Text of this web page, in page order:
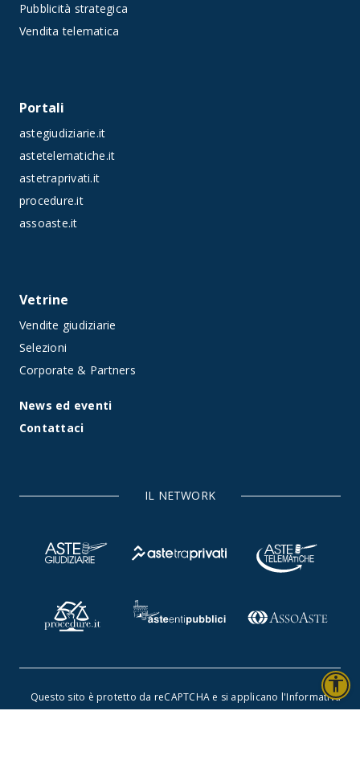
Pubblicità strategica
Vendita telematica
Portali
astegiudiziarie.it
astetelematiche.it
astetraprivati.it
procedure.it
assoaste.it
Vetrine
Vendite giudiziarie
Selezioni
Corporate & Partners
News ed eventi
Contattaci
IL NETWORK
Questo sito è protetto da reCAPTCHA e si applicano l'Informativa
accessibility